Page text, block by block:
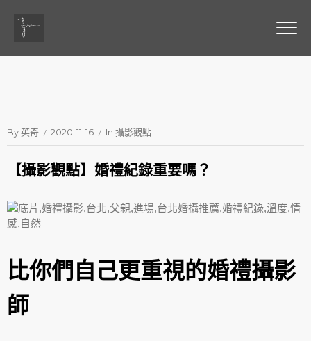
By英奇 2020-11-16 In 攝影觀點
【攝影觀點】婚禮紀錄重要嗎？
比你們自己更重視的婚禮攝影
師